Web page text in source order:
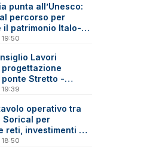
punta all’Unesco:
percorso per
il patrimonio Italo-
Lavori
Stretto -
operativo tra
Sorical per
reti, investimenti e